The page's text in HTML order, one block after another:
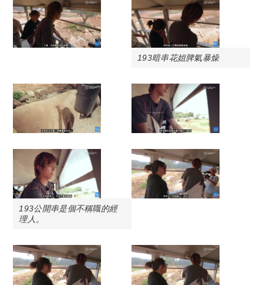
193暗串花姐脾氣暴燥
193公開串是個不稱職的經
理人。